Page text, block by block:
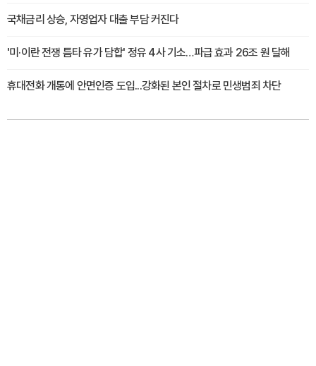
국채금리 상승, 자영업자 대출 부담 커진다
'미·이란 전쟁 틈타 유가 담합' 정유 4사 기소…파급 효과 26조 원 달해
휴대전화 개통에 안면인증 도입...강화된 본인 절차로 민생범죄 차단